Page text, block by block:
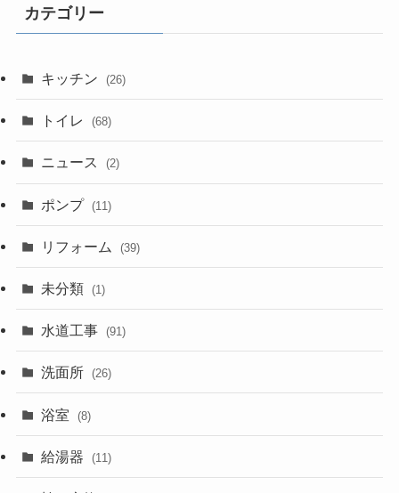
カテゴリー
キッチン (26)
トイレ (68)
ニュース (2)
ポンプ (11)
リフォーム (39)
未分類 (1)
水道工事 (91)
洗面所 (26)
浴室 (8)
給湯器 (11)